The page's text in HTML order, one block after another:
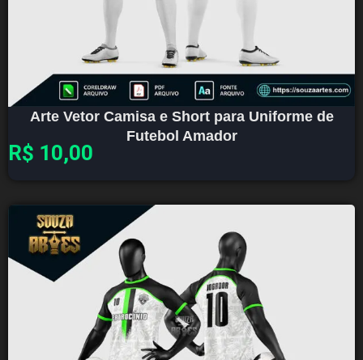
Arte Vetor Camisa e Short para Uniforme de
Futebol Amador
R$ 10,00